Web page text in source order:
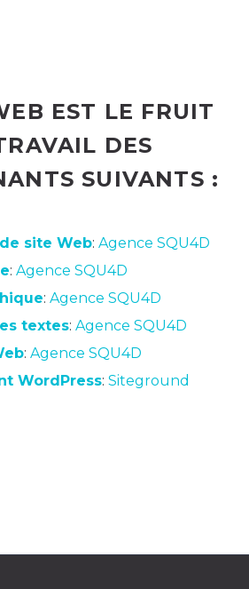
EST LE FRUIT
DES
SUIVANTS :
site Web: Agence SQU4D
: Agence SQU4D
: Agence SQU4D
textes: Agence SQU4D
: Agence SQU4D
WordPress: Siteground